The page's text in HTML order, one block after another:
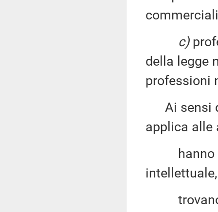
c)
della legge
professioni
Ai sensi
applica alle
hanno ad
trovano